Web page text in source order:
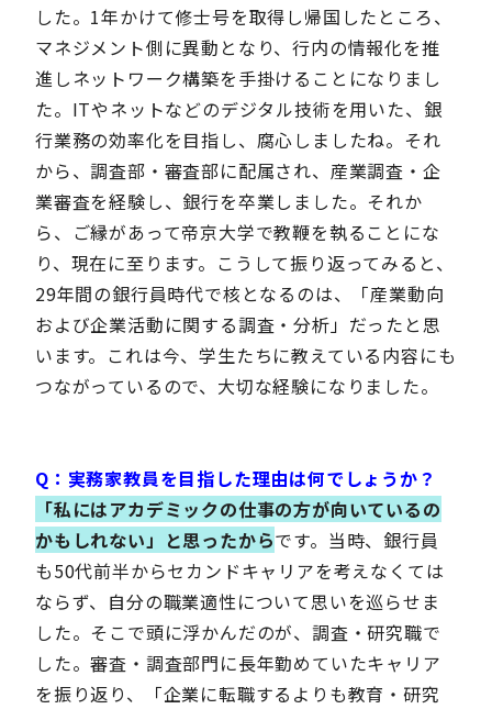
した。1年かけて修士号を取得し帰国したところ、
マネジメント側に異動となり、行内の情報化を推
進しネットワーク構築を手掛けることになりまし
た。ITやネットなどのデジタル技術を用いた、銀
行業務の効率化を目指し、腐心しましたね。それ
から、調査部・審査部に配属され、産業調査・企
業審査を経験し、銀行を卒業しました。それか
ら、ご縁があって帝京大学で教鞭を執ることにな
り、現在に至ります。こうして振り返ってみると、
29年間の銀行員時代で核となるのは、「産業動向
および企業活動に関する調査・分析」だったと思
います。これは今、学生たちに教えている内容にも
つながっているので、大切な経験になりました。
Q：実務家教員を目指した理由は何でしょうか？
「私にはアカデミックの仕事の方が向いているの
かもしれない」と思ったからです。当時、銀行員
も50代前半からセカンドキャリアを考えなくては
ならず、自分の職業適性について思いを巡らせま
した。そこで頭に浮かんだのが、調査・研究職で
した。審査・調査部門に長年勤めていたキャリア
を振り返り、「企業に転職するよりも教育・研究